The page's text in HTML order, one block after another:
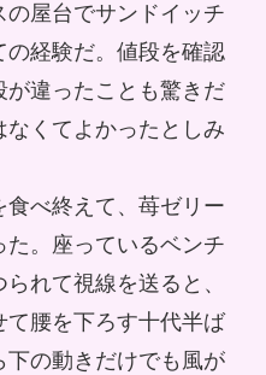
屋台でサンドイッチ
の経験だ。値段を確認
が違ったことも驚きだ
くてよかったとしみ
べ終えて、苺ゼリー
。座っているベンチ
れて視線を送ると、
腰を下ろす十代半ば
の動きだけでも風が